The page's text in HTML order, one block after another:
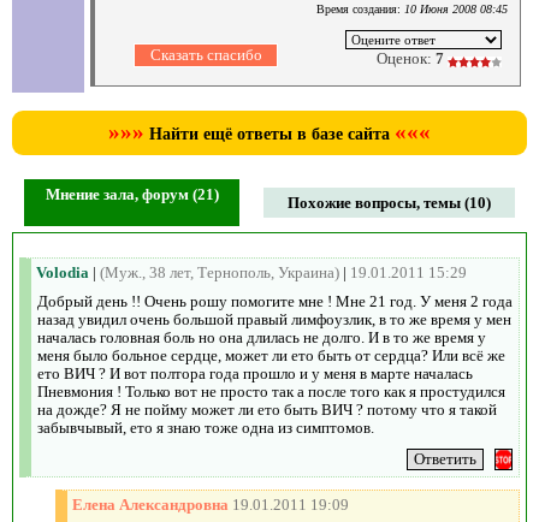
Время создания: 10 Июня 2008 08:45
Оценок: 7
»»» Найти ещё ответы в базе сайта «««
Мнение зала, форум (21) Похожие вопросы, темы (10)
Volodia | (Муж., 38 лет, Тернополь, Украина) | 19.01.2011 15:29
Добрый день !! Очень рошу помогите мне ! Мне 21 год. У меня 2 года
назад увидил очень большой правый лимфоузлик, в то же время у мен
началась головная боль но она длилась не долго. И в то же время у
меня было больное сердце, может ли ето быть от сердца? Или всё же
ето ВИЧ ? И вот полтора года прошло и у меня в марте началась
Пневмония ! Только вот не просто так а после того как я простудился
на дожде? Я не пойму может ли ето быть ВИЧ ? потому что я такой
забывчывый, ето я знаю тоже одна из симптомов.
Елена Александровна 19.01.2011 19:09